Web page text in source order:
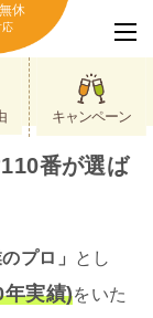
休
応
キャンペーン
番が選ば
プロ」
とし
実績)をいた